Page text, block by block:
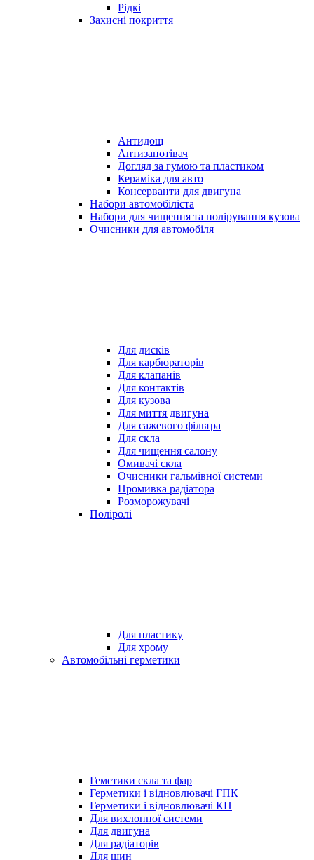
Рідкі
Захисні покриття
Антидощ
Антизапотівач
Догляд за гумою та пластиком
Кераміка для авто
Консерванти для двигуна
Набори автомобіліста
Набори для чищення та полірування кузова
Очисники для автомобіля
Для дисків
Для карбюраторів
Для клапанів
Для контактів
Для кузова
Для миття двигуна
Для сажевого фільтра
Для скла
Для чищення салону
Омивачі скла
Очисники гальмівної системи
Промивка радіатора
Розморожувачі
Поліролі
Для пластику
Для хрому
Автомобільні герметики
Геметики скла та фар
Герметики і відновлювачі ГПК
Герметики і відновлювачі КП
Для вихлопної системи
Для двигуна
Для радіаторів
Для шин